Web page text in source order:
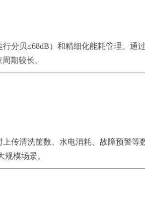
分贝≤68dB）和精细化能耗管理。
期较长。
上传清洗筐数、水电消耗、故障预警
模场景。